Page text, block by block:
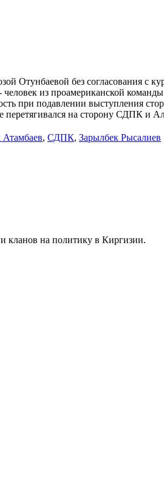
Отунбаевой без согласования с
человек из проамериканской
при подавлении выступления
перетягивался на сторону СДПК и
Атамбаев, СДПК, Зарылбек Рысалиев
кланов на политику в Киргизии.